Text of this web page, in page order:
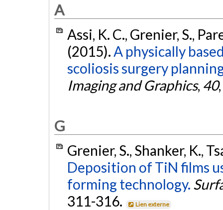
A
Assi, K. C., Grenier, S.,
(2015).A physically
scoliosis surgery
Imaging and Graphics, 40
G
Grenier, S., Shanker, K.,
Deposition of TiN films
forming technology.
311-316.
Lien externe